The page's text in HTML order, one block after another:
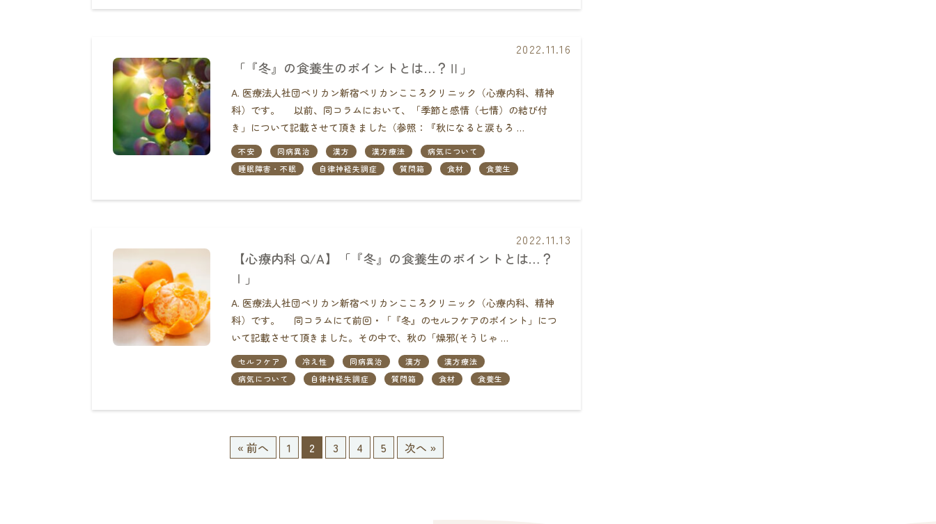
2022.11.16
「『冬』の食養生のポイントとは…？Ⅱ」
A. 医療法人社団ペリカン新宿ペリカンこころクリニック（心療内科、精神
科）です。 以前、同コラムにおいて、「季節と感情（七情）の結び付
き」について記載させて頂きました（参照：『秋になると涙もろ …
不安 同病異治 漢方 漢方療法
病気について
睡眠障害・不眠
自律神経失調症 質問箱 食材 食養生
2022.11.13
【心療内科 Q/A】「『冬』の食養生のポイントとは…？
Ⅰ」
A. 医療法人社団ペリカン新宿ペリカンこころクリニック（心療内科、精神
科）です。 同コラムにて前回・「『冬』のセルフケアのポイント」につ
いて記載させて頂きました。その中で、秋の「燥邪(そうじゃ …
セルフケア 冷え性 同病異治 漢方
漢方療法
病気について
自律神経失調症 質問箱 食材 食養生
« 前へ 1 2 3 4 5 次へ »